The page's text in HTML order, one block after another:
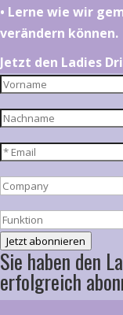
•⁠ ⁠⁠Lerne wie wir
verändern können.
Jetzt den Ladies
Jetzt abonnieren
Sie haben den
erfolgreich